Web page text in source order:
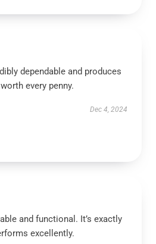
dependable and produces
every penny.
Dec 4, 2024
and functional. It’s exactly
excellently.